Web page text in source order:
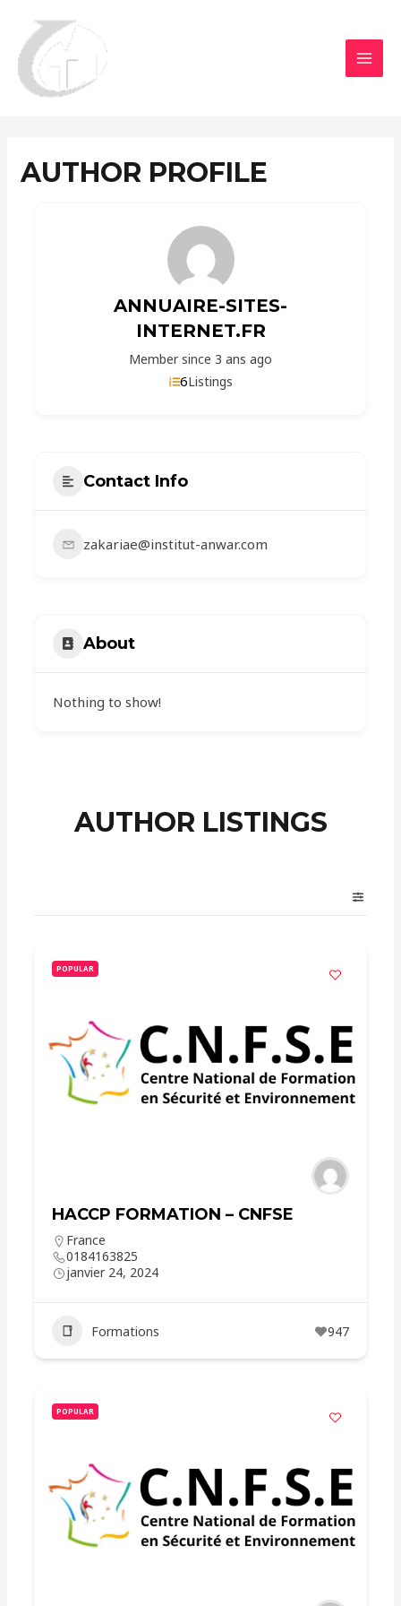
contenu
AUTHOR PROFILE
ANNUAIRE-SITES-
INTERNET.FR
Member since 3 ans ago
6Listings
Contact Info
zakariae@institut-anwar.com
About
Nothing to show!
AUTHOR LISTINGS
POPULAR
HACCP FORMATION – CNFSE
France
0184163825
janvier 24, 2024
Formations 947
POPULAR